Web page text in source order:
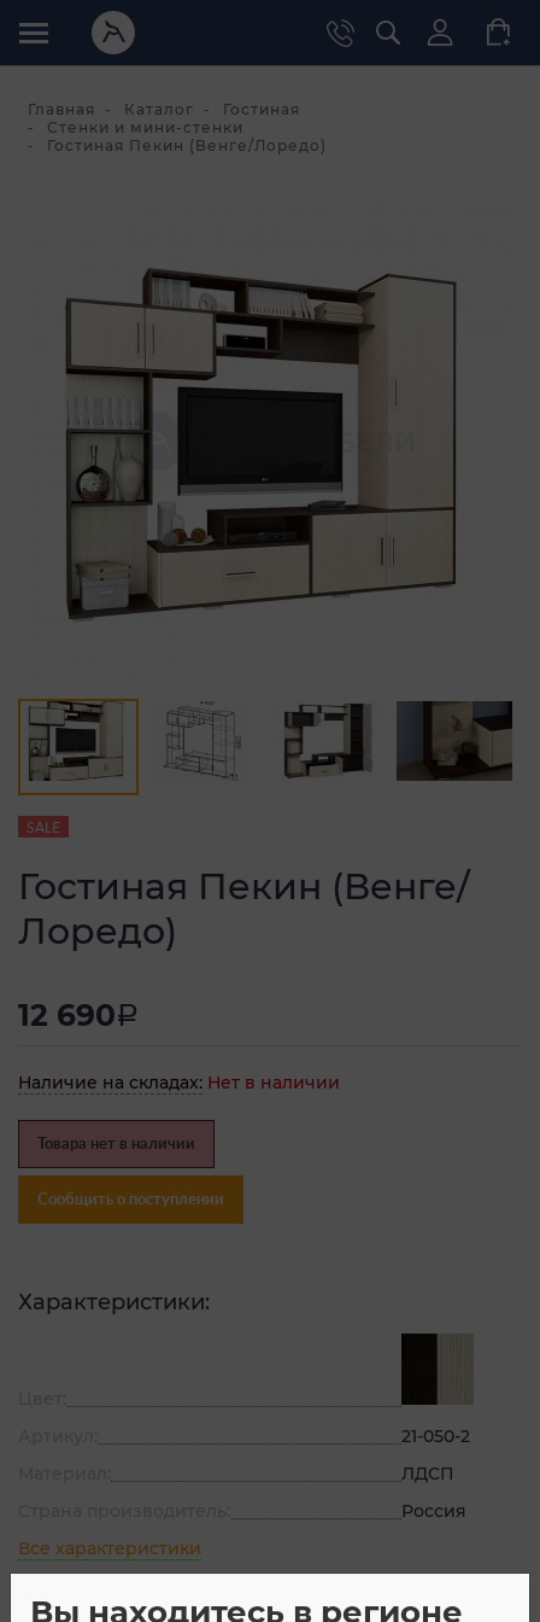
Главная Каталог
Гостиная
Стенки и мини-стенки
Гостиная Пекин (Венге/Лоредо)
SALE
Гостиная Пекин (Венге/
Лоредо)
12 690a
Наличие на складах: Нет в наличии
Товара нет в наличии
Сообщить о поступлении
Характеристики:
21-050-2
ЛДСП
Россия
Все характеристики
Вы находитесь в регионе